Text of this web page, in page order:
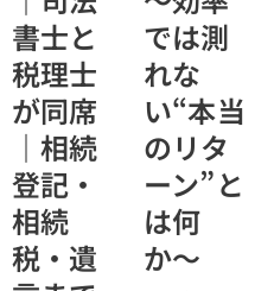
書士と
税理士
が同席
｜相続
登記・
相続
税・遺
では測
れな
い“本当
のリタ
ーン”と
は何
か〜